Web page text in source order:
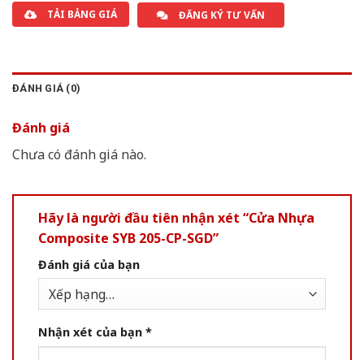
TẢI BẢNG GIÁ ĐĂNG KÝ TƯ VẤN
ĐÁNH GIÁ (0)
Đánh giá
Chưa có đánh giá nào.
Hãy là người đầu tiên nhận xét “Cửa Nhựa
Composite SYB 205-CP-SGD”
Đánh giá của bạn
Nhận xét của bạn *